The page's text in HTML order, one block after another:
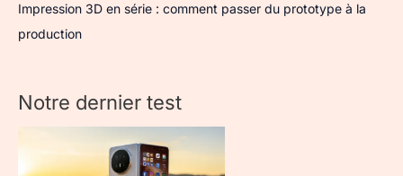
Impression 3D en série : comment passer du prototype à la
production
Notre dernier test